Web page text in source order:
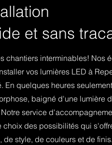
et sans
chantiers interminables! Nos
vos lumières LED à
En quelques heures
baigné d'une lumière
service
choix des possibilités qui
de style, de couleurs et de finis.